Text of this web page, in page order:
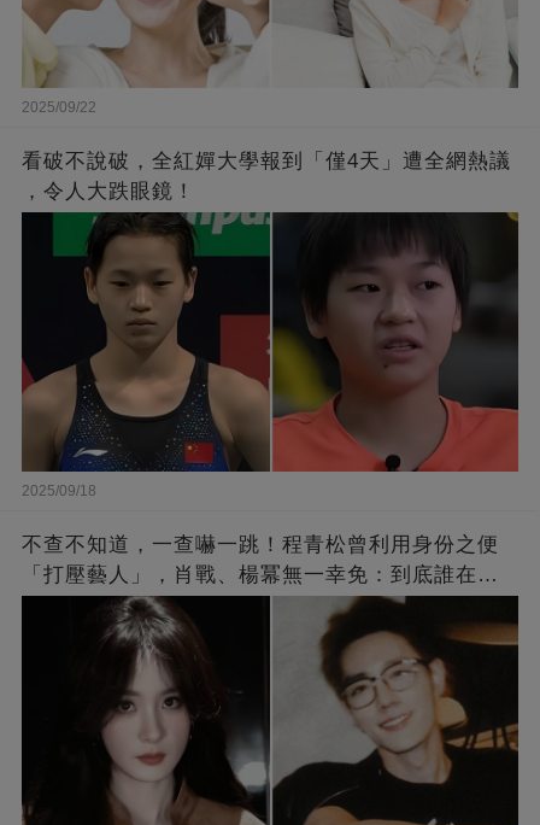
2025/09/22
看破不說破，全紅嬋大學報到「僅4天」遭全網熱議
，令人大跌眼鏡！
2025/09/18
不查不知道，一查嚇一跳！程青松曾利用身份之便
「打壓藝人」，肖戰、楊冪無一幸免：到底誰在給